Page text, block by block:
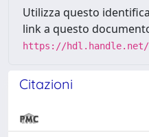
Utilizza questo
link a questo
https://hdl.handle.net/
Citazioni